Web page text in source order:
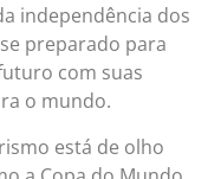
independência dos
preparado para
com suas
o mundo.
está de olho